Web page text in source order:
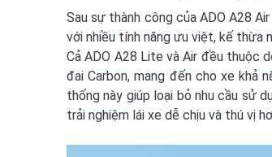
Sau sự thành công của ADO A28
với nhiều tính năng ưu việt, kế thừa
Cả ADO A28 Lite và Air đều thuộc
đai Carbon, mang đến cho xe khả
thống này giúp loại bỏ nhu cầu sử
trải nghiệm lái xe dễ chịu và thú vị